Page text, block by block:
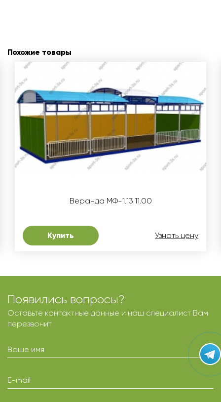
Похожие товары
Веранда МФ-1.13.11.00
Купить Узнать цену
Появились вопросы?
Оставьте контактные данные и наш специалист Вам
перезвонит
Ваше имя
E-mail